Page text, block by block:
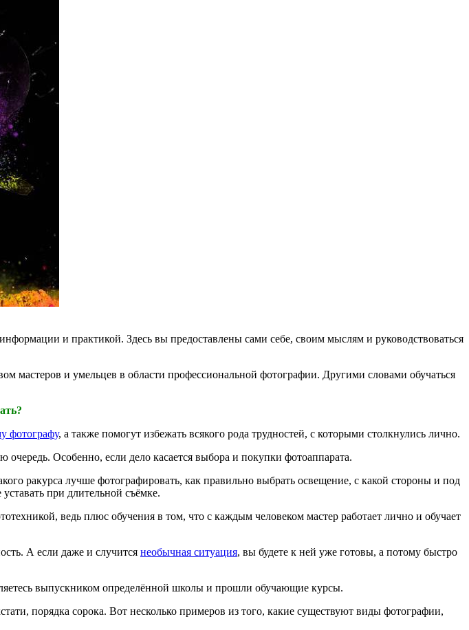
и практикой. Здесь вы предоставлены сами себе, своим мыслям и руководствоваться
мастеров и умельцев в области профессиональной фотографии. Другими словами обучаться
фотографу, а также помогут избежать всякого рода трудностей, с которыми столкнулись лично.
Особенно, если дело касается выбора и покупки фотоаппарата.
ракурса лучше фотографировать, как правильно выбрать освещение, с какой стороны и под
при длительной съёмке.
ведь плюс обучения в том, что с каждым человеком мастер работает лично и обучает
А если даже и случится необычная ситуация, вы будете к ней уже готовы, а потому быстро
выпускником определённой школы и прошли обучающие курсы.
порядка сорока. Вот несколько примеров из того, какие существуют виды фотографии,